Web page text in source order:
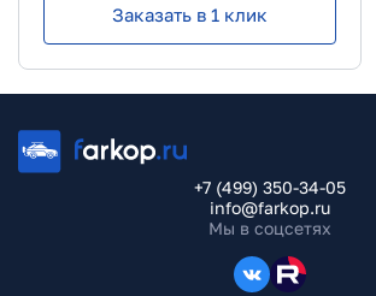
Заказать в 1 клик
+7 (499) 350-34-05
info@farkop.ru
Мы в соцсетях